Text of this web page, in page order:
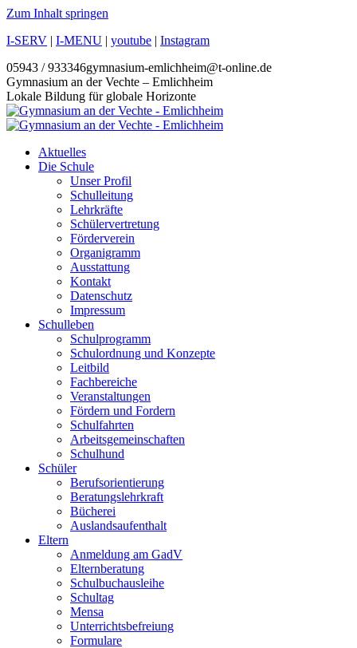
Zum Inhalt springen
I-SERV | I-MENU | youtube | Instagram
05943 / 933346gymnasium-emlichheim@t-online.de
Gymnasium an der Vechte – Emlichheim
Lokale Bildung für globale Horizonte
Aktuelles
Die Schule
Unser Profil
Schulleitung
Lehrkräfte
Schülervertretung
Förderverein
Organigramm
Ausstattung
Kontakt
Datenschutz
Impressum
Schulleben
Schulprogramm
Schulordnung und Konzepte
Leitbild
Fachbereiche
Veranstaltungen
Fördern und Fordern
Schulfahrten
Arbeitsgemeinschaften
Schulhund
Schüler
Berufsorientierung
Beratungslehrkraft
Bücherei
Auslandsaufenthalt
Eltern
Anmeldung am GadV
Elternberatung
Schulbuchausleihe
Schultag
Mensa
Unterrichtsbefreiung
Formulare